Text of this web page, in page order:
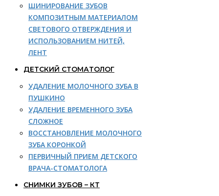
ШИНИРОВАНИЕ ЗУБОВ
КОМПОЗИТНЫМ МАТЕРИАЛОМ
СВЕТОВОГО ОТВЕРЖДЕНИЯ И
ИСПОЛЬЗОВАНИЕМ НИТЕЙ,
ЛЕНТ
ДЕТСКИЙ СТОМАТОЛОГ
УДАЛЕНИЕ МОЛОЧНОГО ЗУБА В
ПУШКИНО
УДАЛЕНИЕ ВРЕМЕННОГО ЗУБА
СЛОЖНОЕ
ВОССТАНОВЛЕНИЕ МОЛОЧНОГО
ЗУБА КОРОНКОЙ
ПЕРВИЧНЫЙ ПРИЕМ ДЕТСКОГО
ВРАЧА-СТОМАТОЛОГА
СНИМКИ ЗУБОВ – КТ